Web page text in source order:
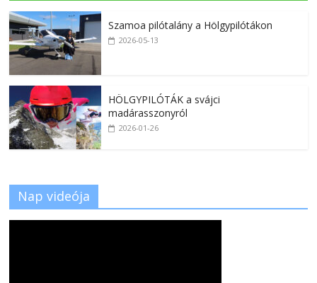
Szamoa pilótalány a Hölgypilótákon
2026-05-13
HÖLGYPILÓTÁK a svájci
madárasszonyról
2026-01-26
Nap videója